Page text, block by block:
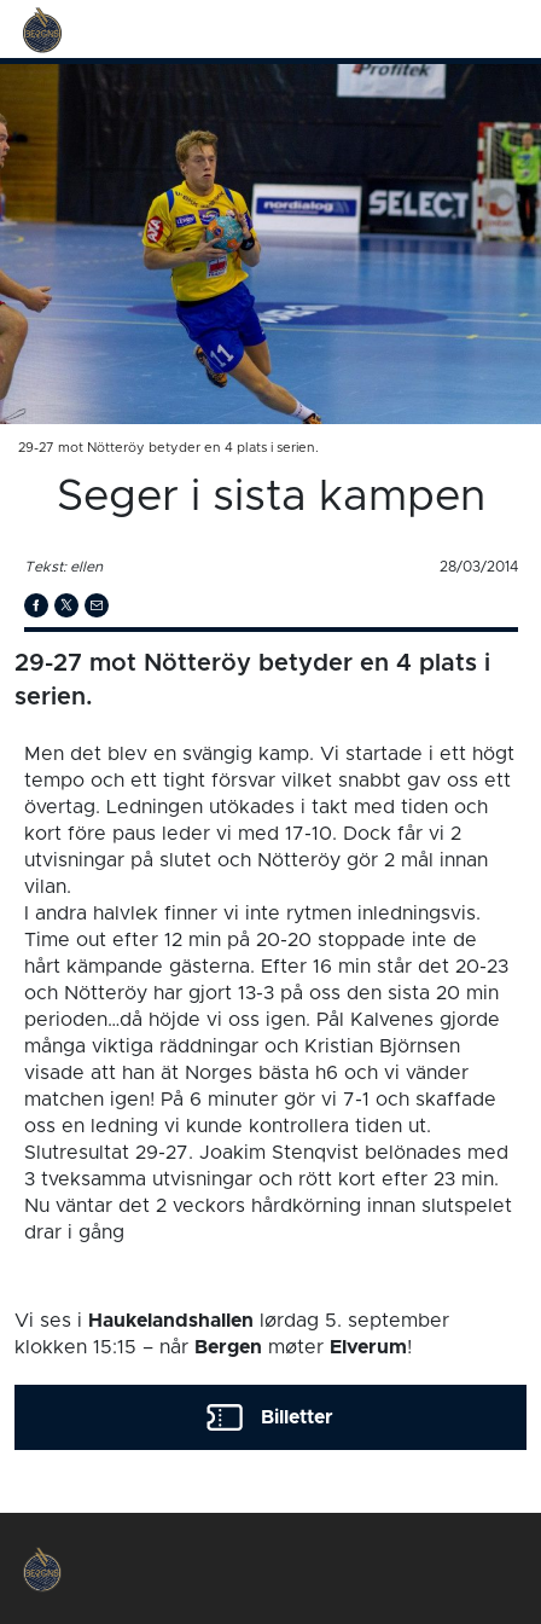
29-27 mot Nötteröy betyder en 4 plats i serien.
Seger i sista kampen
Tekst: ellen 28/03/2014
29-27 mot Nötteröy betyder en 4 plats i
serien.
Men det blev en svängig kamp. Vi startade i ett högt
tempo och ett tight försvar vilket snabbt gav oss ett
övertag. Ledningen utökades i takt med tiden och
kort före paus leder vi med 17-10. Dock får vi 2
utvisningar på slutet och Nötteröy gör 2 mål innan
vilan.
I andra halvlek finner vi inte rytmen inledningsvis.
Time out efter 12 min på 20-20 stoppade inte de
hårt kämpande gästerna. Efter 16 min står det 20-23
och Nötteröy har gjort 13-3 på oss den sista 20 min
perioden…då höjde vi oss igen. Pål Kalvenes gjorde
många viktiga räddningar och Kristian Björnsen
visade att han ät Norges bästa h6 och vi vänder
matchen igen! På 6 minuter gör vi 7-1 och skaffade
oss en ledning vi kunde kontrollera tiden ut.
Slutresultat 29-27. Joakim Stenqvist belönades med
3 tveksamma utvisningar och rött kort efter 23 min.
Nu väntar det 2 veckors hårdkörning innan slutspelet
drar i gång
Vi ses i Haukelandshallen lørdag 5. september
klokken 15:15 – når Bergen møter Elverum!
Billetter